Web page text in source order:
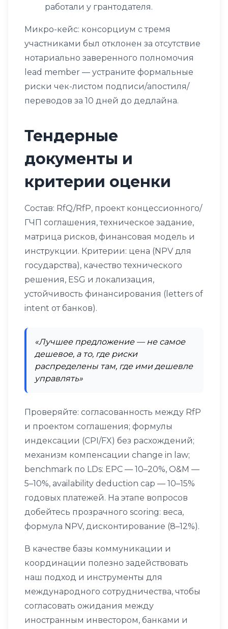
работали у грантодателя.
Микро-кейс: консорциум с тремя
участниками был отклонен за отсутствие
нотариально заверенного полномочия
lead member — устраните формальные
риски чек-листом подписи/апостиля/
переводов за 10 дней до дедлайна.
Тендерные
документы и
критерии оценки
Состав: RfQ/RfP, проект концессионного/
ГЧП соглашения, техническое задание,
матрица рисков, финансовая модель и
инструкции. Критерии: цена (NPV для
государства), качество технического
решения, ESG и локализация,
устойчивость финансирования (letters of
intent от банков).
«Лучшее предложение — не самое
дешевое, а то, где риски
распределены там, где ими дешевле
управлять»
Проверяйте: согласованность между RfP
и проектом соглашения; формулы
индексации (CPI/FX) без расхождений;
механизм компенсации change in law;
benchmark по LDs: EPC — 10–20%, O&M —
5–10%, availability deduction cap — 10–15%
годовых платежей. На этапе вопросов
добейтесь прозрачного scoring: веса,
формула NPV, дисконтирование (8–12%).
В качестве базы коммуникации и
координации полезно задействовать
наш подход и инструменты для
международного сотрудничества, чтобы
согласовать ожидания между
иностранным инвестором, банками и